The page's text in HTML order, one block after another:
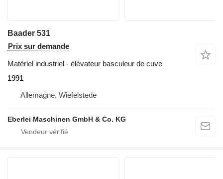
Baader 531
Prix sur demande
Matériel industriel - élévateur basculeur de cuve
1991
Allemagne, Wiefelstede
Eberlei Maschinen GmbH & Co. KG